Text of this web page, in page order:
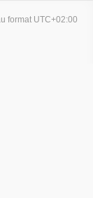
format UTC+02:00